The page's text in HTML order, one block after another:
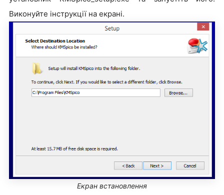
Виконуйте інструкції на екрані.
Екран встановлення